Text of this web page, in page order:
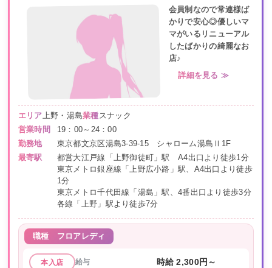
会員制なので常連様ば
かりで安心◎優しいマ
マがいるリニューアル
したばかりの綺麗なお
店♪
詳細を見る ≫
エリア上野・湯島業種スナック
営業時間
19：00～24：00
勤務地
東京都文京区湯島3-39-15 シャローム湯島Ⅱ1F
最寄駅
都営大江戸線「上野御徒町」駅 A4出口より徒歩1分
東京メトロ銀座線「上野広小路」駅、A4出口より徒歩
1分
東京メトロ千代田線「湯島」駅、4番出口より徒歩3分
各線「上野」駅より徒歩7分
職種 フロアレディ
本入店 給与 時給 2,300円～